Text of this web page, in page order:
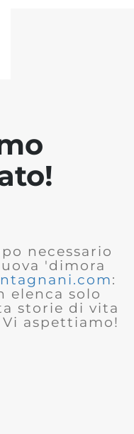
necessario
'dimora
:
elenca solo
storie di vita
aspettiamo!